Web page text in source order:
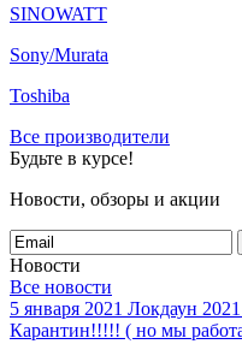
SINOWATT
Sony/Murata
Toshiba
Все производители
Будьте в курсе!
Новости, обзоры и акции
Новости
Все новости
5 января 2021 Локдаун
Карантин!!!!! ( но мы